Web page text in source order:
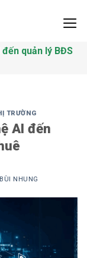
quản lý BĐS
TRƯỜNG
AI đến
BÙI NHUNG